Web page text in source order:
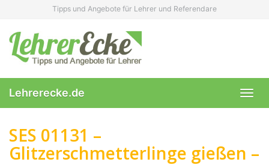
content
Tipps und Angebote für Lehrer und Referendare
Lehrerecke.de
SES 01131 –
Glitzerschmetterlinge gießen –